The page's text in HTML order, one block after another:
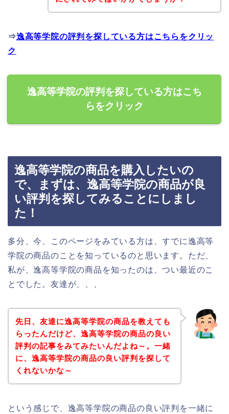
⇒逸高等学院の評判を探している方はこちらをクリッ
ク
逸高等学院の評判を探している方はこち
らをクリック
逸高等学院の商品を購入したいの
で、まずは、逸高等学院の商品が良
い評判を探してみることにしまし
た！
多分、今、このページをみている方は、すでに逸高等
学院の商品のことを知っているのと思います。ただ、
私が、逸高等学院の商品を知ったのは、つい最近のこ
とでした。友達が、、、
先日、友達に逸高等学院の商品を教えても
らったんだけど、逸高等学院の商品の良い
評判の記事をみてみたいんだよね～。一緒
に、逸高等学院の商品の良い評判を探して
くれないかな～
という感じで、逸高等学院の商品の良い評判を一緒に